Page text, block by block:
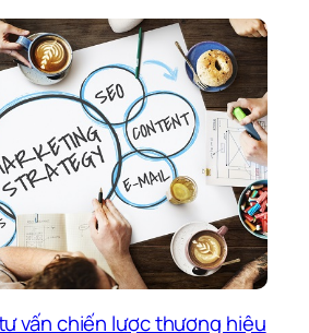
vấn chiến lược thương hiệu